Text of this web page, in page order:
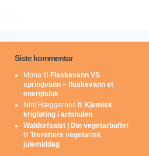
Siste kommentar
Mona til Flaskevann VS
springvann – flaskevann et
energisluk
Nini Hæggernes til Kjemisk
krigføring i armhulen
Waldorfsalat | Din vegetarbuffet
til Treretters vegetarisk
julemiddag